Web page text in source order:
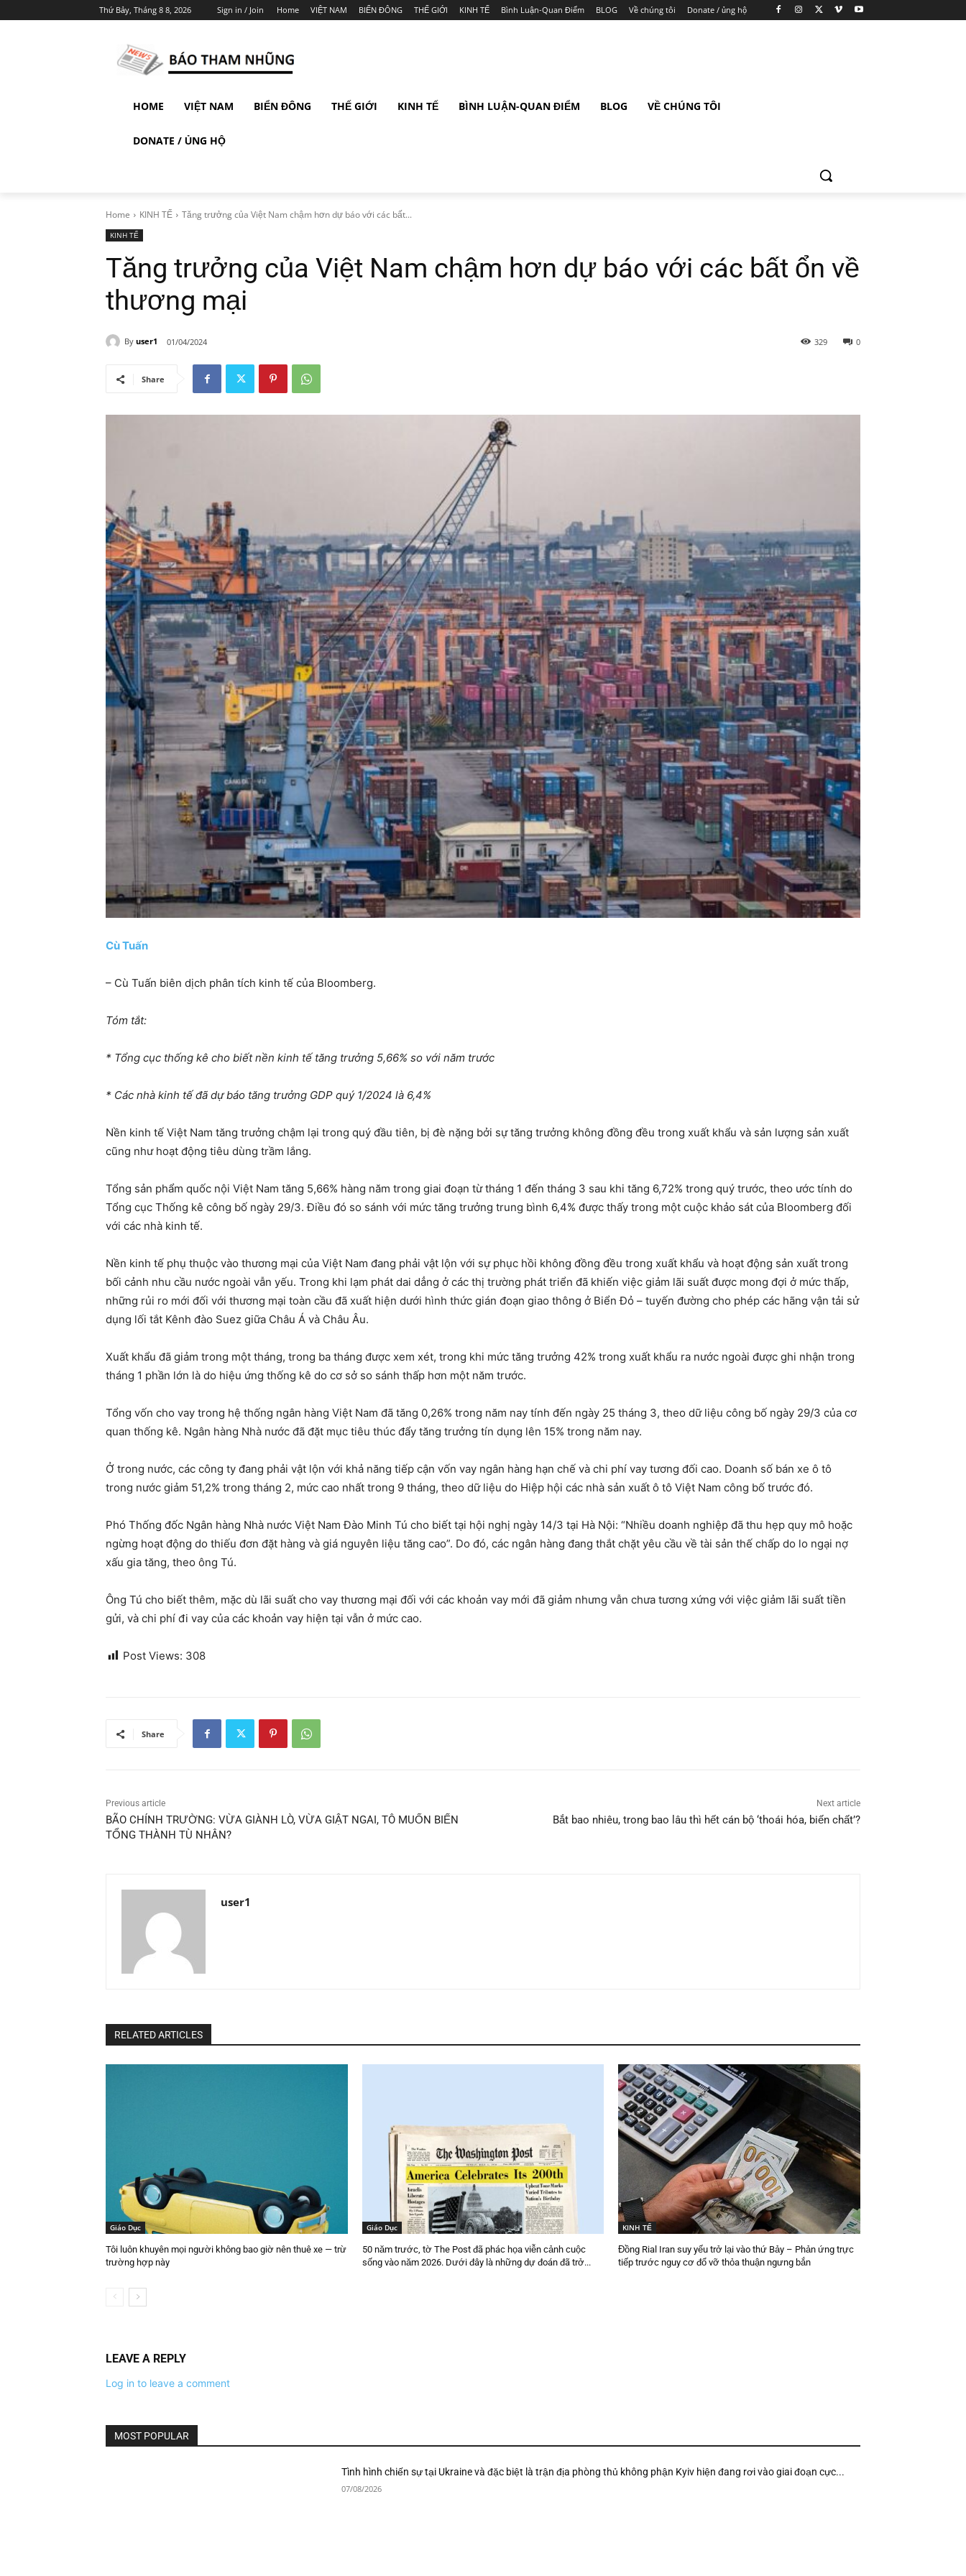
Thứ Bảy, Tháng 8 8, 2026 Sign in / Join Home VIỆT NAM BIỂN ĐÔNG THẾ GIỚI KINH TẾ Bình Luận-Quan Điểm BLOG Về chúng tôi Donate / ủng hộ
HOME VIỆT NAM BIỂN ĐÔNG THẾ GIỚI KINH TẾ BÌNH LUẬN-QUAN ĐIỂM BLOG VỀ CHÚNG TÔI
DONATE / ỦNG HỘ
Home KINH TẾ Tăng trưởng của Việt Nam chậm hơn dự báo với các bất...
KINH TẾ
Tăng trưởng của Việt Nam chậm hơn dự báo với các bất ổn về
thương mại
By user1 01/04/2024 0
329
Share
Cù Tuấn
– Cù Tuấn biên dịch phân tích kinh tế của Bloomberg.
Tóm tắt:
* Tổng cục thống kê cho biết nền kinh tế tăng trưởng 5,66% so với năm trước
* Các nhà kinh tế đã dự báo tăng trưởng GDP quý 1/2024 là 6,4%
Nền kinh tế Việt Nam tăng trưởng chậm lại trong quý đầu tiên, bị đè nặng bởi sự tăng trưởng không đồng đều trong xuất khẩu và sản lượng sản xuất
cũng như hoạt động tiêu dùng trầm lắng.
Tổng sản phẩm quốc nội Việt Nam tăng 5,66% hàng năm trong giai đoạn từ tháng 1 đến tháng 3 sau khi tăng 6,72% trong quý trước, theo ước tính do
Tổng cục Thống kê công bố ngày 29/3. Điều đó so sánh với mức tăng trưởng trung bình 6,4% được thấy trong một cuộc khảo sát của Bloomberg đối
với các nhà kinh tế.
Nền kinh tế phụ thuộc vào thương mại của Việt Nam đang phải vật lộn với sự phục hồi không đồng đều trong xuất khẩu và hoạt động sản xuất trong
bối cảnh nhu cầu nước ngoài vẫn yếu. Trong khi lạm phát dai dẳng ở các thị trường phát triển đã khiến việc giảm lãi suất được mong đợi ở mức thấp,
những rủi ro mới đối với thương mại toàn cầu đã xuất hiện dưới hình thức gián đoạn giao thông ở Biển Đỏ – tuyến đường cho phép các hãng vận tải sử
dụng lối tắt Kênh đào Suez giữa Châu Á và Châu Âu.
Xuất khẩu đã giảm trong một tháng, trong ba tháng được xem xét, trong khi mức tăng trưởng 42% trong xuất khẩu ra nước ngoài được ghi nhận trong
tháng 1 phần lớn là do hiệu ứng thống kê do cơ sở so sánh thấp hơn một năm trước.
Tổng vốn cho vay trong hệ thống ngân hàng Việt Nam đã tăng 0,26% trong năm nay tính đến ngày 25 tháng 3, theo dữ liệu công bố ngày 29/3 của cơ
quan thống kê. Ngân hàng Nhà nước đã đặt mục tiêu thúc đẩy tăng trưởng tín dụng lên 15% trong năm nay.
Ở trong nước, các công ty đang phải vật lộn với khả năng tiếp cận vốn vay ngân hàng hạn chế và chi phí vay tương đối cao. Doanh số bán xe ô tô
trong nước giảm 51,2% trong tháng 2, mức cao nhất trong 9 tháng, theo dữ liệu do Hiệp hội các nhà sản xuất ô tô Việt Nam công bố trước đó.
Phó Thống đốc Ngân hàng Nhà nước Việt Nam Đào Minh Tú cho biết tại hội nghị ngày 14/3 tại Hà Nội: “Nhiều doanh nghiệp đã thu hẹp quy mô hoặc
ngừng hoạt động do thiếu đơn đặt hàng và giá nguyên liệu tăng cao”. Do đó, các ngân hàng đang thắt chặt yêu cầu về tài sản thế chấp do lo ngại nợ
xấu gia tăng, theo ông Tú.
Ông Tú cho biết thêm, mặc dù lãi suất cho vay thương mại đối với các khoản vay mới đã giảm nhưng vẫn chưa tương xứng với việc giảm lãi suất tiền
gửi, và chi phí đi vay của các khoản vay hiện tại vẫn ở mức cao.
Post Views: 308
Share
Previous article
BÃO CHÍNH TRƯỜNG: VỪA GIÀNH LÒ, VỪA GIẬT NGAI, TÔ MUỐN BIẾN
TỔNG THÀNH TÙ NHÂN?
Next article
Bắt bao nhiêu, trong bao lâu thì hết cán bộ ‘thoái hóa, biến chất’?
user1
RELATED ARTICLES
Giáo Dục
Tôi luôn khuyên mọi người không bao giờ nên thuê xe — trừ
trường hợp này
Giáo Dục
50 năm trước, tờ The Post đã phác họa viễn cảnh cuộc
sống vào năm 2026. Dưới đây là những dự đoán đã trở...
KINH TẾ
Đồng Rial Iran suy yếu trở lại vào thứ Bảy – Phản ứng trực
tiếp trước nguy cơ đổ vỡ thỏa thuận ngưng bắn
LEAVE A REPLY
Log in to leave a comment
MOST POPULAR
Tình hình chiến sự tại Ukraine và đặc biệt là trận địa phòng thủ không phận Kyiv hiện đang rơi vào giai đoạn cực...
07/08/2026